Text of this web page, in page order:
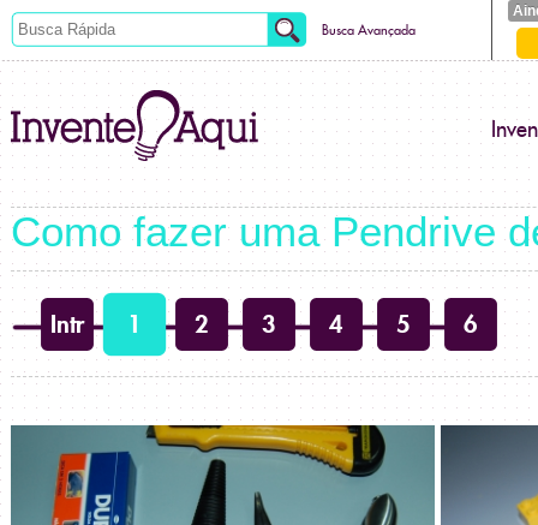
Busca Avançada
Como fazer uma Pendrive
Intr 1 2 3 4 5 6